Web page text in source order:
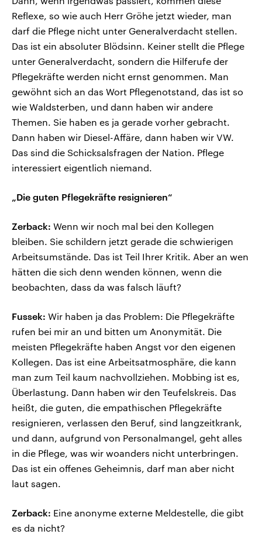
Reflexe, so wie auch Herr Gröhe jetzt wieder, man
darf die Pflege nicht unter Generalverdacht stellen.
Das ist ein absoluter Blödsinn. Keiner stellt die Pflege
unter Generalverdacht, sondern die Hilferufe der
Pflegekräfte werden nicht ernst genommen. Man
gewöhnt sich an das Wort Pflegenotstand, das ist so
wie Waldsterben, und dann haben wir andere
Themen. Sie haben es ja gerade vorher gebracht.
Dann haben wir Diesel-Affäre, dann haben wir VW.
Das sind die Schicksalsfragen der Nation. Pflege
interessiert eigentlich niemand.
„Die guten Pflegekräfte resignieren“
Zerback: Wenn wir noch mal bei den Kollegen
bleiben. Sie schildern jetzt gerade die schwierigen
Arbeitsumstände. Das ist Teil Ihrer Kritik. Aber an wen
hätten die sich denn wenden können, wenn die
beobachten, dass da was falsch läuft?
Fussek: Wir haben ja das Problem: Die Pflegekräfte
rufen bei mir an und bitten um Anonymität. Die
meisten Pflegekräfte haben Angst vor den eigenen
Kollegen. Das ist eine Arbeitsatmosphäre, die kann
man zum Teil kaum nachvollziehen. Mobbing ist es,
Überlastung. Dann haben wir den Teufelskreis. Das
heißt, die guten, die empathischen Pflegekräfte
resignieren, verlassen den Beruf, sind langzeitkrank,
und dann, aufgrund von Personalmangel, geht alles
in die Pflege, was wir woanders nicht unterbringen.
Das ist ein offenes Geheimnis, darf man aber nicht
laut sagen.
Zerback: Eine anonyme externe Meldestelle, die gibt
es da nicht?